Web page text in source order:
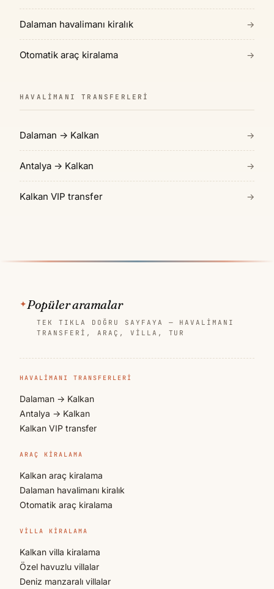
Dalaman havalimanı kiralık →
Otomatik araç kiralama →
HAVALIMANI TRANSFERLERI
Dalaman → Kalkan →
Antalya → Kalkan →
Kalkan VIP transfer →
Popüler aramalar
TEK TIKLA DOĞRU SAYFAYA — HAVALIMANI
TRANSFERI, ARAÇ, VILLA, TUR
HAVALIMANI TRANSFERLERI
Dalaman → Kalkan
Antalya → Kalkan
Kalkan VIP transfer
ARAÇ KIRALAMA
Kalkan araç kiralama
Dalaman havalimanı kiralık
Otomatik araç kiralama
VILLA KIRALAMA
Kalkan villa kiralama
Özel havuzlu villalar
Deniz manzaralı villalar